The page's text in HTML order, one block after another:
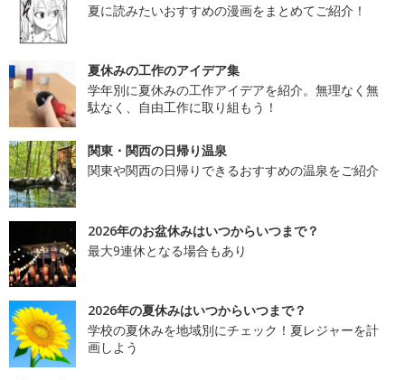
夏に読みたいおすすめの漫画をまとめてご紹介！
夏休みの工作のアイデア集
学年別に夏休みの工作アイデアを紹介。無理なく無
駄なく、自由工作に取り組もう！
関東・関西の日帰り温泉
関東や関西の日帰りできるおすすめの温泉をご紹介
2026年のお盆休みはいつからいつまで？
最大9連休となる場合もあり
2026年の夏休みはいつからいつまで？
学校の夏休みを地域別にチェック！夏レジャーを計
画しよう